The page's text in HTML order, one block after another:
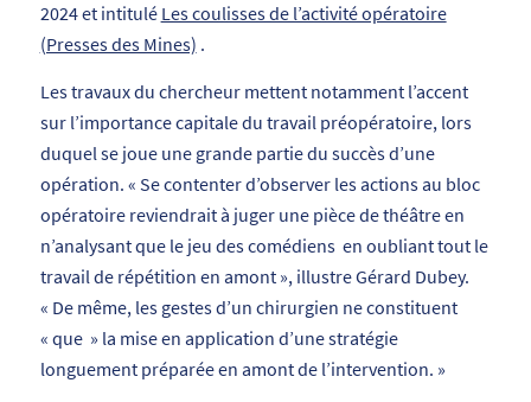
2024 et intitulé Les coulisses de l’activité opératoire
(Presses des Mines) .
Les travaux du chercheur mettent notamment l’accent
sur l’importance capitale du travail préopératoire, lors
duquel se joue une grande partie du succès d’une
opération. « Se contenter d’observer les actions au bloc
opératoire reviendrait à juger une pièce de théâtre en
n’analysant que le jeu des comédiens en oubliant tout le
travail de répétition en amont», illustre Gérard Dubey.
« De même, les gestes d’un chirurgien ne constituent
« que » la mise en application d’une stratégie
longuement préparée en amont de l’intervention. »